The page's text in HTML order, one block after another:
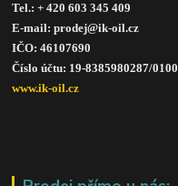
Tel.: + 420 603 345 409
E-mail: prodej@ik-oil.cz
IČO: 46107690
Číslo účtu: 19-8385980287/0100
www.ik-oil.cz